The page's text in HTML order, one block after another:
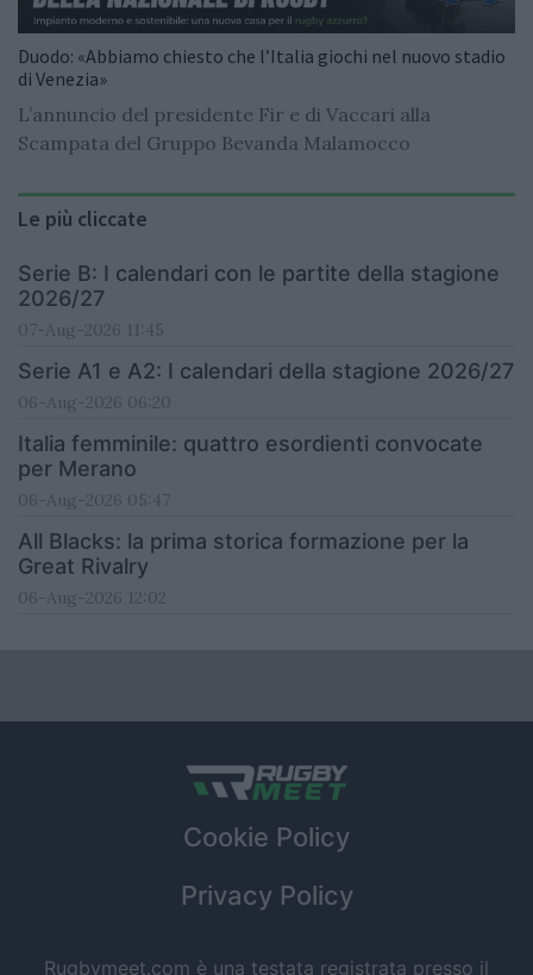
Duodo: «Abbiamo chiesto che l’Italia giochi nel nuovo stadio
di Venezia»
L’annuncio del presidente Fir e di Vaccari alla
Scampata del Gruppo Bevanda Malamocco
Le più cliccate
Serie B: I calendari con le partite della stagione
2026/27
07-Aug-2026 11:45
Serie A1 e A2: I calendari della stagione 2026/27
06-Aug-2026 06:20
Italia femminile: quattro esordienti convocate
per Merano
06-Aug-2026 05:47
All Blacks: la prima storica formazione per la
Great Rivalry
06-Aug-2026 12:02
Cookie Policy
Privacy Policy
Rugbymeet.com è una testata registrata presso il